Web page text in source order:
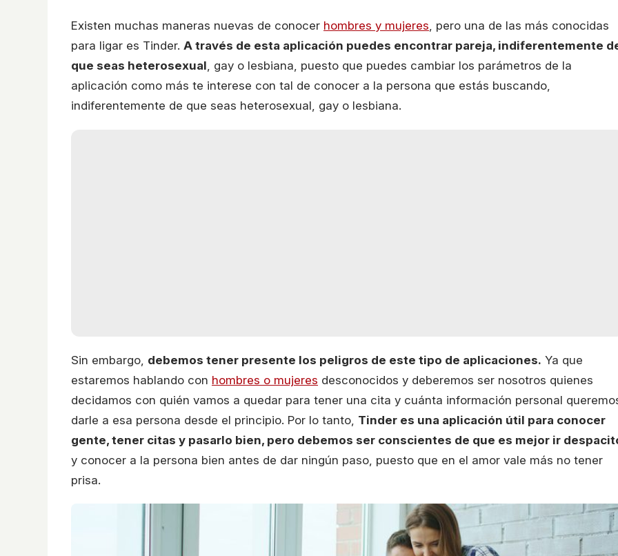
Existen muchas maneras nuevas de conocer hombres y mujeres , pero una de las más conocidas
para ligar es Tinder. A través de esta aplicación puedes encontrar pareja, indiferentemente
que seas heterosexual , gay o lesbiana, puesto que puedes cambiar los parámetros de la
aplicación como más te interese con tal de conocer a la persona que estás buscando,
indiferentemente de que seas heterosexual, gay o lesbiana.
Sin embargo, debemos tener presente los peligros de este tipo de aplicaciones. Ya que
estaremos hablando con hombres o mujeres desconocidos y deberemos ser nosotros quienes
decidamos con quién vamos a quedar para tener una cita y cuánta información personal
darle a esa persona desde el principio. Por lo tanto, Tinder es una aplicación útil para conocer
gente, tener citas y pasarlo bien, pero debemos ser conscientes de que es mejor ir
y conocer a la persona bien antes de dar ningún paso, puesto que en el amor vale más no tener
prisa.